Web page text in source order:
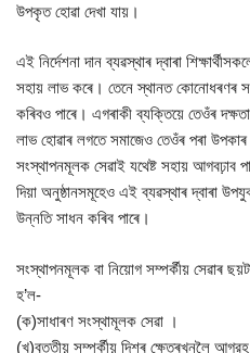
উপকৃত হোৱা দেখা যায়।
এই নির্দেশনা দান ব্যৱস্থাৰ দ্বাৰা
সহায় লাভ কৰে। তেনে স্থানত কোনোধৰণৰ
কৰিবও পাৰে। এগৰাকী ব্যক্তিয়ে তেওঁৰ
লাভ হোৱাৰ লগতে সমাজেও তেওঁৰ পৰা
সংস্থাপনমূলক সেৱাই যথেষ্ট সহায় আগবঢ়াব
দিয়া অনুষ্ঠানসমূহেও এই ব্যৱস্থাৰ দ্বাৰা
উন্নতি সাধন কৰিব পাৰে।
সংস্থাপনমূলক বা নিয়োগ সম্পৰ্কীয় সেৱাৰ
হ’ল-
(ক)সাধাৰণ সংস্থামূলক সেৱা ।
(খ)বৃত্তীয় সম্পৰ্কীয় দিশৰ ক্ষেত্ৰখনলৈ